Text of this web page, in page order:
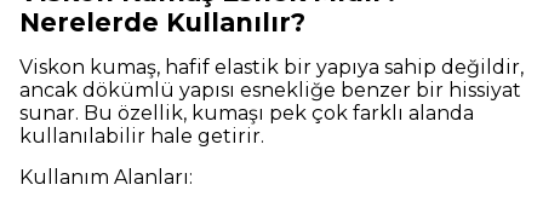
Nerelerde Kullanılır?
Viskon kumaş, hafif elastik bir yapıya sahip değildir,
ancak dökümlü yapısı esnekliğe benzer bir hissiyat
sunar. Bu özellik, kumaşı pek çok farklı alanda
kullanılabilir hale getirir.
Kullanım Alanları: